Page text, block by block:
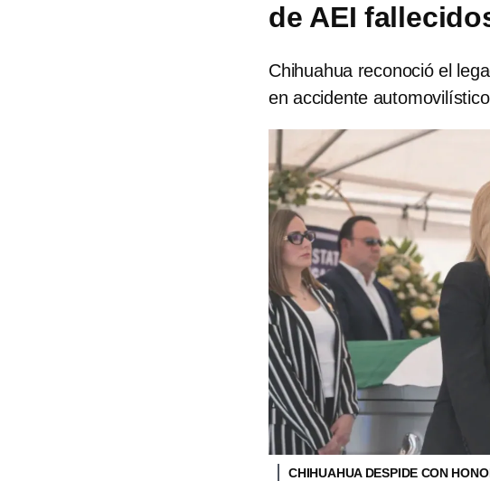
de AEI
Chihuahua reconoció el
en accidente
CHIHUAHUA DESPIDE CON